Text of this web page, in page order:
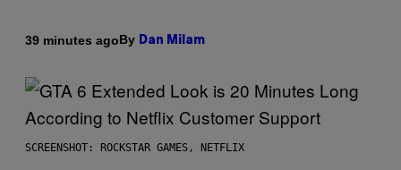
39 minutes agoBy Dan Milam
SCREENSHOT: ROCKSTAR GAMES, NETFLIX